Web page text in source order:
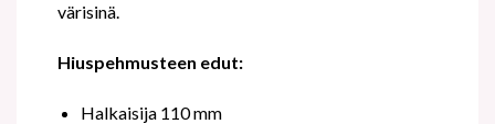
värisinä.
Hiuspehmusteen edut:
Halkaisija 110 mm